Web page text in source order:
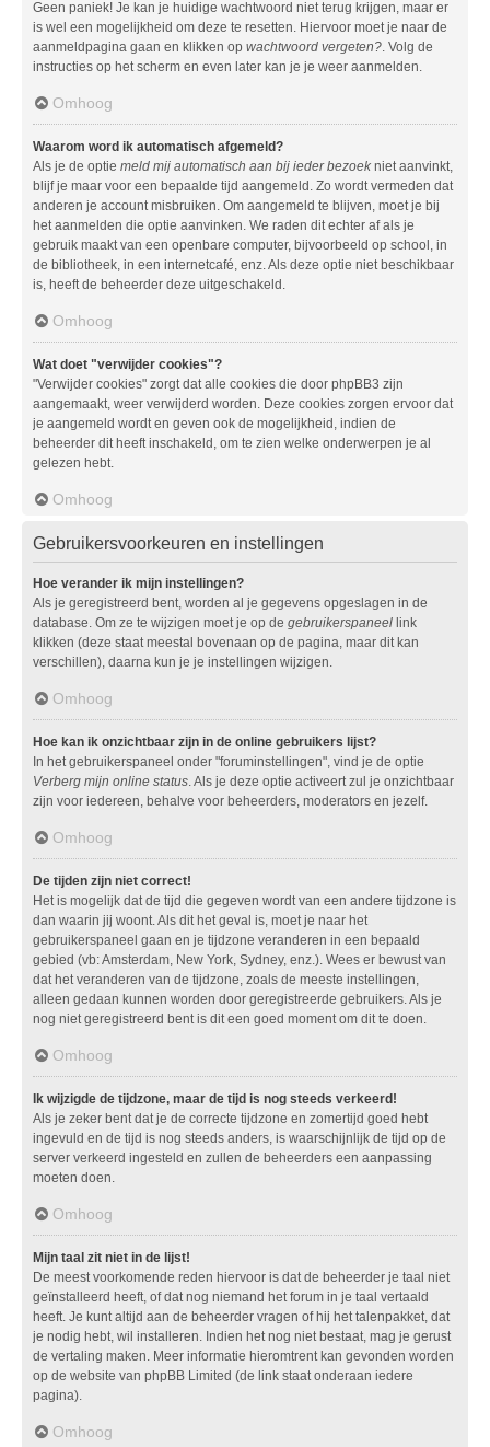
Geen paniek! Je kan je huidige wachtwoord niet terug krijgen, maar er
is wel een mogelijkheid om deze te resetten. Hiervoor moet je naar de
aanmeldpagina gaan en klikken op wachtwoord vergeten?. Volg de
instructies op het scherm en even later kan je je weer aanmelden.
Omhoog
Waarom word ik automatisch afgemeld?
Als je de optie meld mij automatisch aan bij ieder bezoek niet aanvinkt,
blijf je maar voor een bepaalde tijd aangemeld. Zo wordt vermeden dat
anderen je account misbruiken. Om aangemeld te blijven, moet je bij
het aanmelden die optie aanvinken. We raden dit echter af als je
gebruik maakt van een openbare computer, bijvoorbeeld op school, in
de bibliotheek, in een internetcafé, enz. Als deze optie niet beschikbaar
is, heeft de beheerder deze uitgeschakeld.
Omhoog
Wat doet "verwijder cookies"?
"Verwijder cookies" zorgt dat alle cookies die door phpBB3 zijn
aangemaakt, weer verwijderd worden. Deze cookies zorgen ervoor dat
je aangemeld wordt en geven ook de mogelijkheid, indien de
beheerder dit heeft inschakeld, om te zien welke onderwerpen je al
gelezen hebt.
Omhoog
Gebruikersvoorkeuren en instellingen
Hoe verander ik mijn instellingen?
Als je geregistreerd bent, worden al je gegevens opgeslagen in de
database. Om ze te wijzigen moet je op de gebruikerspaneel link
klikken (deze staat meestal bovenaan op de pagina, maar dit kan
verschillen), daarna kun je je instellingen wijzigen.
Omhoog
Hoe kan ik onzichtbaar zijn in de online gebruikers lijst?
In het gebruikerspaneel onder "foruminstellingen", vind je de optie
Verberg mijn online status. Als je deze optie activeert zul je onzichtbaar
zijn voor iedereen, behalve voor beheerders, moderators en jezelf.
Omhoog
De tijden zijn niet correct!
Het is mogelijk dat de tijd die gegeven wordt van een andere tijdzone is
dan waarin jij woont. Als dit het geval is, moet je naar het
gebruikerspaneel gaan en je tijdzone veranderen in een bepaald
gebied (vb: Amsterdam, New York, Sydney, enz.). Wees er bewust van
dat het veranderen van de tijdzone, zoals de meeste instellingen,
alleen gedaan kunnen worden door geregistreerde gebruikers. Als je
nog niet geregistreerd bent is dit een goed moment om dit te doen.
Omhoog
Ik wijzigde de tijdzone, maar de tijd is nog steeds verkeerd!
Als je zeker bent dat je de correcte tijdzone en zomertijd goed hebt
ingevuld en de tijd is nog steeds anders, is waarschijnlijk de tijd op de
server verkeerd ingesteld en zullen de beheerders een aanpassing
moeten doen.
Omhoog
Mijn taal zit niet in de lijst!
De meest voorkomende reden hiervoor is dat de beheerder je taal niet
geïnstalleerd heeft, of dat nog niemand het forum in je taal vertaald
heeft. Je kunt altijd aan de beheerder vragen of hij het talenpakket, dat
je nodig hebt, wil installeren. Indien het nog niet bestaat, mag je gerust
de vertaling maken. Meer informatie hieromtrent kan gevonden worden
op de website van phpBB Limited (de link staat onderaan iedere
pagina).
Omhoog